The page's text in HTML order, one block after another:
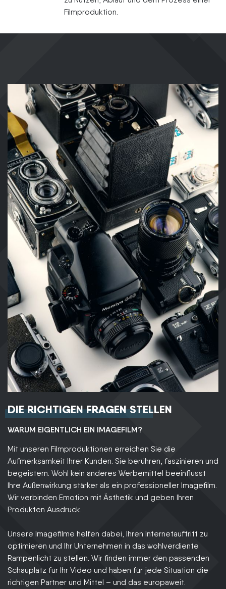
Filmproduktion.
DIE RICHTIGEN FRAGEN STELLEN
WARUM EIGENTLICH EIN IMAGEFILM?
Mit unseren Filmproduktionen erreichen Sie die
Aufmerksamkeit Ihrer Kunden. Sie berühren, faszinieren und
begeistern. Wohl kein anderes Werbemittel beeinflusst
Ihre Außenwirkung stärker als ein professioneller Imagefilm.
Wir verbinden Emotion mit Ästhetik und geben Ihren
Produkten Ausdruck.
Unsere Imagefilme helfen dabei, Ihren Internetauftritt zu
optimieren und Ihr Unternehmen in das wohlverdiente
Rampenlicht zu stellen. Wir finden immer den passenden
Schauplatz für Ihr Video und haben für jede Situation die
richtigen Partner und Mittel – und das europaweit.